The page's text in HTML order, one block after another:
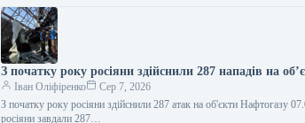
З початку року росіяни здійснили 287 нападів на
Іван Оліфіренко
Сер 7, 2026
З початку року росіяни здійснили 287 атак на об'єкти Нафтогазу
росіяни завдали 287…